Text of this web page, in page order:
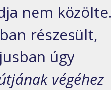
nem közölte.
részesült,
úgy
végéhez